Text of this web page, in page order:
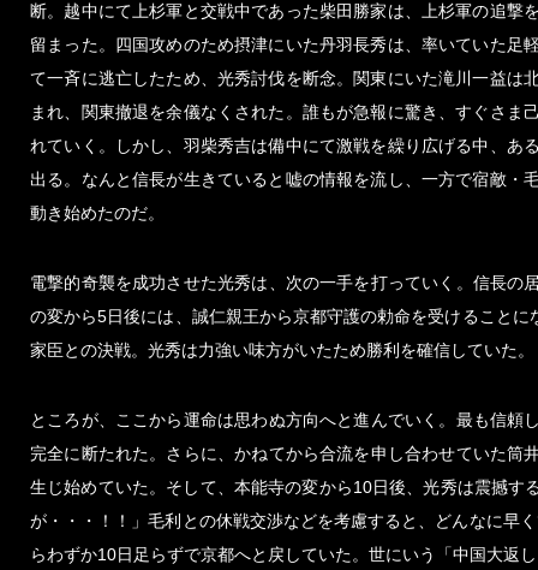
断。越中にて上杉軍と交戦中であった柴田勝家は、上杉軍の追撃
留まった。四国攻めのため摂津にいた丹羽長秀は、率いていた足
て一斉に逃亡したため、光秀討伐を断念。関東にいた滝川一益は
まれ、関東撤退を余儀なくされた。誰もが急報に驚き、すぐさま
れていく。しかし、羽柴秀吉は備中にて激戦を繰り広げる中、あ
出る。なんと信長が生きていると嘘の情報を流し、一方で宿敵・
動き始めたのだ。
電撃的奇襲を成功させた光秀は、次の一手を打っていく。信長
の変から5日後には、誠仁親王から京都守護の勅命を受けること
家臣との決戦。光秀は力強い味方がいたため勝利を確信していた。
ところが、ここから運命は思わぬ方向へと進んでいく。最も信
完全に断たれた。さらに、かねてから合流を申し合わせていた
生じ始めていた。そして、本能寺の変から10日後、光秀は震撼
が・・・！！」毛利との休戦交渉などを考慮すると、どんなに早
らわずか10日足らずで京都へと戻していた。世にいう「中国大返